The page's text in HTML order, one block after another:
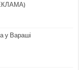
у Вараші